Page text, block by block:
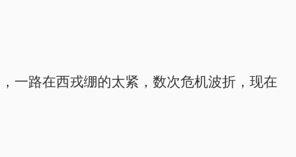
一路在西戎绷的太紧，数次危机波折，现在